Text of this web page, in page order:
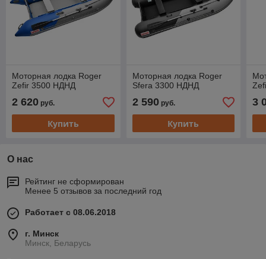
Моторная лодка Roger
Zefir 3500 НДНД
2 620 руб.
Купить
Моторная лодка Roger
Sfera 3300 НДНД
2 590руб.
Купить
3
О нас
Рейтинг не сформирован
Менее 5 отзывов за последний год
Работает с 08.06.2018
г. Минск
Минск, Беларусь